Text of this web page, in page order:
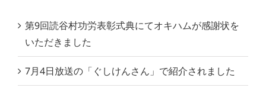
第9回読谷村功労表彰式典にてオキハムが感謝状を
いただきました
7月4日放送の「ぐしけんさん」で紹介されました